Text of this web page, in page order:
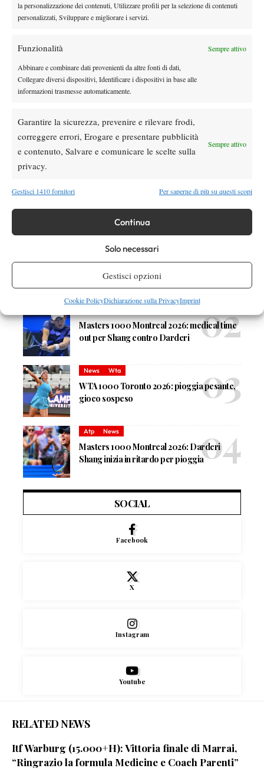
la personalizzazione dei contenuti, Utilizzare profili per la selezione di contenuti
personalizzati, Sviluppare e migliorare i servizi.
Funzionalità Sempre attivo
Abbinare e combinare dati provenienti da altre fonti di dati,
Collegare diversi dispositivi, Identificare i dispositivi in base alle
informazioni trasmesse automaticamente.
Garantire la sicurezza, prevenire e rilevare frodi,
correggere errori, Erogare e presentare pubblicità
e contenuto, Salvare e comunicare le scelte sulla
privacy.
Sempre attivo
Gestisci 1410 fornitori Per saperne di più su questi scopi
Continua
Solo necessari
Gestisci opzioni
Cookie PolicyDichiarazione sulla PrivacyImprint
manca ancora un gradino per l’impresa e a Mar del Plata non
TAGGED:Davis
Nessun commento
Devi essere connesso per inviare un commento.
News
Masters 1000 Montreal 2026: Darderi
rimonta Shang e vola agli ottavi
Masters 1000 Montreal 2026: medical time
out per Shang contro Darderi
News Wta
WTA 1000 Toronto 2026: pioggia pesante,
gioco sospeso
Atp News
Masters 1000 Montreal 2026: Darderi
Shang inizia in ritardo per pioggia
SOCIAL
Facebook
X
Instagram
Youtube
RELATED NEWS
Itf Warburg (15.000+H): Vittoria finale di Marrai,
“Ringrazio la formula Medicine e Coach Parenti”